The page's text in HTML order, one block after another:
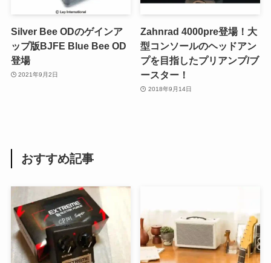
Silver Bee ODのゲインア
ップ版BJFE Blue Bee OD
登場
2021年9月2日
Zahnrad 4000pre登場！大
型コンソールのヘッドアン
プを目指したプリアンプ/ブ
ースター！
2018年9月14日
おすすめ記事